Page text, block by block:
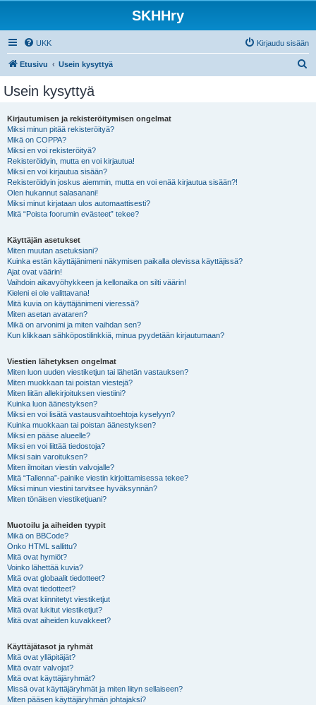
SKHHry
UKK Kirjaudu sisään
Etusivu Usein kysyttyä
Usein kysyttyä
Kirjautumisen ja rekisteröitymisen ongelmat
Miksi minun pitää rekisteröityä?
Mikä on COPPA?
Miksi en voi rekisteröityä?
Rekisteröidyin, mutta en voi kirjautua!
Miksi en voi kirjautua sisään?
Rekisteröidyin joskus aiemmin, mutta en voi enää kirjautua sisään?!
Olen hukannut salasanani!
Miksi minut kirjataan ulos automaattisesti?
Mitä “Poista foorumin evästeet” tekee?
Käyttäjän asetukset
Miten muutan asetuksiani?
Kuinka estän käyttäjänimeni näkymisen paikalla olevissa käyttäjissä?
Ajat ovat väärin!
Vaihdoin aikavyöhykkeen ja kellonaika on silti väärin!
Kieleni ei ole valittavana!
Mitä kuvia on käyttäjänimeni vieressä?
Miten asetan avataren?
Mikä on arvonimi ja miten vaihdan sen?
Kun klikkaan sähköpostilinkkiä, minua pyydetään kirjautumaan?
Viestien lähetyksen ongelmat
Miten luon uuden viestiketjun tai lähetän vastauksen?
Miten muokkaan tai poistan viestejä?
Miten liitän allekirjoituksen viestiini?
Kuinka luon äänestyksen?
Miksi en voi lisätä vastausvaihtoehtoja kyselyyn?
Kuinka muokkaan tai poistan äänestyksen?
Miksi en pääse alueelle?
Miksi en voi liittää tiedostoja?
Miksi sain varoituksen?
Miten ilmoitan viestin valvojalle?
Mitä “Tallenna”-painike viestin kirjoittamisessa tekee?
Miksi minun viestini tarvitsee hyväksynnän?
Miten tönäisen viestiketjuani?
Muotoilu ja aiheiden tyypit
Mikä on BBCode?
Onko HTML sallittu?
Mitä ovat hymiöt?
Voinko lähettää kuvia?
Mitä ovat globaalit tiedotteet?
Mitä ovat tiedotteet?
Mitä ovat kiinnitetyt viestiketjut
Mitä ovat lukitut viestiketjut?
Mitä ovat aiheiden kuvakkeet?
Käyttäjätasot ja ryhmät
Mitä ovat ylläpitäjät?
Mitä ovatr valvojat?
Mitä ovat käyttäjäryhmät?
Missä ovat käyttäjäryhmät ja miten liityn sellaiseen?
Miten pääsen käyttäjäryhmän johtajaksi?